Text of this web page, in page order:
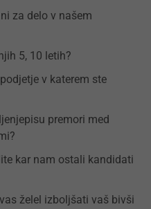
za delo v našem
5, 10 letih?
v katerem ste
premori med
kar nam ostali kandidati
želel izboljšati vaš bivši